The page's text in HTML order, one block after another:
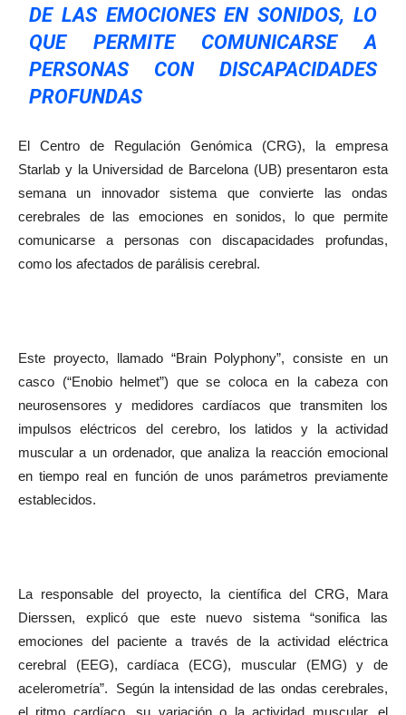
DE LAS EMOCIONES EN SONIDOS, LO
QUE PERMITE COMUNICARSE A
PERSONAS CON DISCAPACIDADES
PROFUNDAS
El Centro de Regulación Genómica (CRG), la empresa
Starlab y la Universidad de Barcelona (UB) presentaron esta
semana un innovador sistema que convierte las ondas
cerebrales de las emociones en sonidos, lo que permite
comunicarse a personas con discapacidades profundas,
como los afectados de parálisis cerebral.
Este proyecto, llamado “Brain Polyphony”, consiste en un
casco (“Enobio helmet”) que se coloca en la cabeza con
neurosensores y medidores cardíacos que transmiten los
impulsos eléctricos del cerebro, los latidos y la actividad
muscular a un ordenador, que analiza la reacción emocional
en tiempo real en función de unos parámetros previamente
establecidos.
La responsable del proyecto, la científica del CRG, Mara
Dierssen, explicó que este nuevo sistema “sonifica las
emociones del paciente a través de la actividad eléctrica
cerebral (EEG), cardíaca (ECG), muscular (EMG) y de
acelerometría”. Según la intensidad de las ondas cerebrales,
el ritmo cardíaco, su variación o la actividad muscular, el